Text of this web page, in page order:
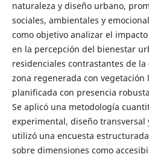
naturaleza y diseño urbano,
sociales, ambientales y
como objetivo analizar el
en la percepción del bienestar
residenciales contrastantes de
zona regenerada con
planificada con presencia
Se aplicó una metodología
experimental, diseño transversal
utilizó una encuesta
sobre dimensiones como